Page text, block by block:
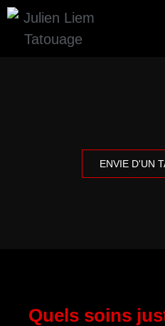
ENVIE D'UN
Quels soins